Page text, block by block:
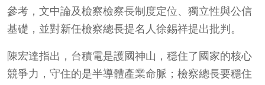
參考，文中論及檢察檢察長制度定位、獨立性與公信
基礎，並對新任檢察總長提名人徐錫祥提出批判。
陳宏達指出，台積電是護國神山，穩住了國家的核心
競爭力，守住的是半導體產業命脈；檢察總長要穩住